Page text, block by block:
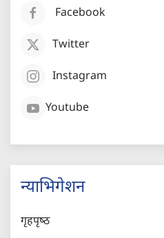
Facebook
Twitter
Instagram
Youtube
न्याभिगेशन
गृहपृष्‍ठ